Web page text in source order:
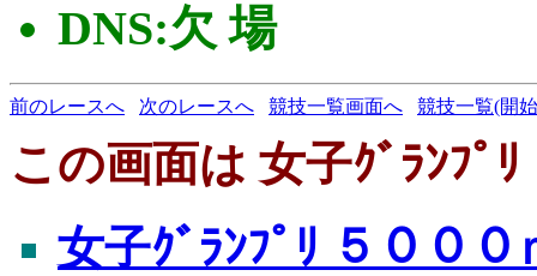
DNS:欠 場
前のレースへ 次のレースへ 競技一覧画面へ 競技一覧(開
この画面は 女子ｸﾞﾗﾝﾌﾟ
女子ｸﾞﾗﾝﾌﾟﾘ ５０００